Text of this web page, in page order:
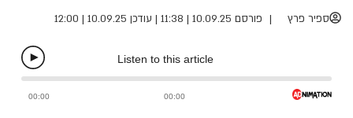
ספיר פרץ פורסם 10.09.25 | 11:38 | עודכן 10.09.25 | 12:00